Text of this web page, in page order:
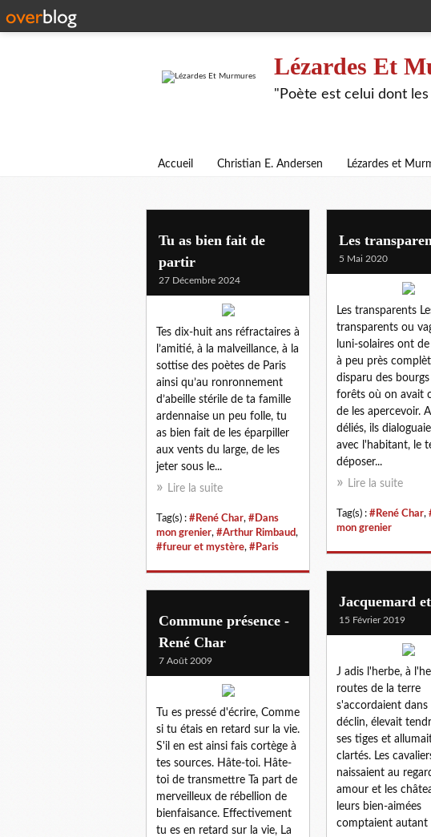
Lézardes Et
"Poète est celui dont
Accueil Christian E. Andersen Lézardes et
rene char
Tu as bien fait de
partir
27 Décembre 2024
Tes dix-huit ans réfractaires à
l’amitié, à la malveillance, à la
sottise des poètes de Paris
ainsi qu’au ronronnement
d’abeille stérile de ta famille
ardennaise un peu folle, tu
as bien fait de les éparpiller
aux vents du large, de les
jeter sous le...
Lire la suite
Tag(s) : #René Char, #Dans
mon grenier, #Arthur Rimbaud,
#fureur et mystère, #Paris
Les
5 Mai 2020
Les transparents
transparents ou
luni-solaires ont
à peu près
disparu des
forêts où on avait
de les apercevoir.
déliés, ils
avec l'habitant, le
déposer...
Lire la suite
Tag(s) : #René Char,
mon grenier
Jacquemard
15 Février 2019
J adis l'herbe, à
routes de la terre
s'accordaient dans
déclin, élevait
ses tiges et
clartés. Les
naissaient au
amour et les
leurs bien-aimées
comptaient autant
Commune présence -
René Char
7 Août 2009
Tu es pressé d'écrire, Comme
si tu étais en retard sur la vie.
S'il en est ainsi fais cortège à
tes sources. Hâte-toi. Hâte-
toi de transmettre Ta part de
merveilleux de rébellion de
bienfaisance. Effectivement
tu es en retard sur la vie, La